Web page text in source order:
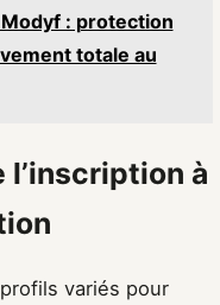
: protection
totale au
l’inscription à
variés pour